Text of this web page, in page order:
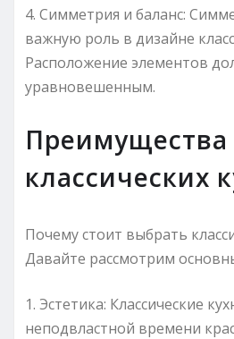
4. Симметрия и баланс:
важную роль в дизайне
Расположение элементов
уравновешенным.
Преимущества
классических
Почему стоит выбрать
Давайте рассмотрим
1. Эстетика: Классические
неподвластной времени